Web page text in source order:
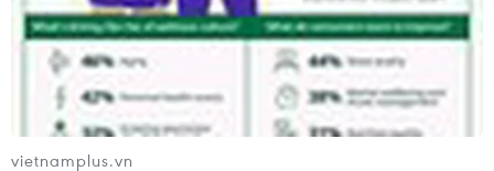
12/12/2018 23:19
Việc vượt qua cuộc bỏ phiếu bất tín nhiệm với 200
phiếu ủng hộ có thể xem là một thắng lợi lớn đối với bà
May, người trở thành lãnh đạo của Đảng Bảo thủ năm
2016 với 199 phiếu ủng hộ.
vietnamplus.vn